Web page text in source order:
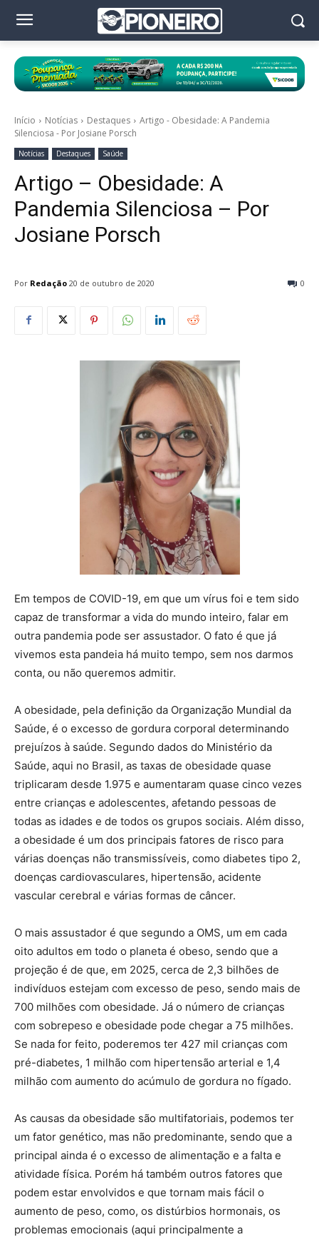
Início Notícias Destaques
Artigo - Obesidade: A Pandemia
Silenciosa - Por Josiane Porsch
Notícias Destaques Saúde
Artigo – Obesidade: A
Pandemia Silenciosa – Por
Josiane Porsch
Por Redação 0
20 de outubro de 2020
Em tempos de COVID-19, em que um vírus foi e tem sido
capaz de transformar a vida do mundo inteiro, falar em
outra pandemia pode ser assustador. O fato é que já
vivemos esta pandeia há muito tempo, sem nos darmos
conta, ou não queremos admitir.
A obesidade, pela definição da Organização Mundial da
Saúde, é o excesso de gordura corporal determinando
prejuízos à saúde. Segundo dados do Ministério da
Saúde, aqui no Brasil, as taxas de obesidade quase
triplicaram desde 1.975 e aumentaram quase cinco vezes
entre crianças e adolescentes, afetando pessoas de
todas as idades e de todos os grupos sociais. Além disso,
a obesidade é um dos principais fatores de risco para
várias doenças não transmissíveis, como diabetes tipo 2,
doenças cardiovasculares, hipertensão, acidente
vascular cerebral e várias formas de câncer.
O mais assustador é que segundo a OMS, um em cada
oito adultos em todo o planeta é obeso, sendo que a
projeção é de que, em 2025, cerca de 2,3 bilhões de
indivíduos estejam com excesso de peso, sendo mais de
700 milhões com obesidade. Já o número de crianças
com sobrepeso e obesidade pode chegar a 75 milhões.
Se nada for feito, poderemos ter 427 mil crianças com
pré-diabetes, 1 milhão com hipertensão arterial e 1,4
milhão com aumento do acúmulo de gordura no fígado.
As causas da obesidade são multifatoriais, podemos ter
um fator genético, mas não predominante, sendo que a
principal ainda é o excesso de alimentação e a falta e
atividade física. Porém há também outros fatores que
podem estar envolvidos e que tornam mais fácil o
aumento de peso, como, os distúrbios hormonais, os
problemas emocionais (aqui principalmente a